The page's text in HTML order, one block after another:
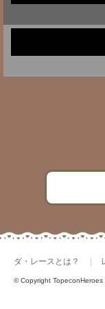
ダ・レースとは？
© Copyright TopeconHeroes